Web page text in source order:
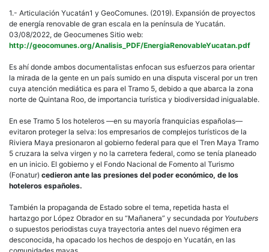
1.- Articulación Yucatán1 y GeoComunes. (2019). Expansión de proyectos
de energía renovable de gran escala en la península de Yucatán.
03/08/2022, de Geocumenes Sitio web:
http://geocomunes.org/Analisis_PDF/EnergiaRenovableYucatan.pdf
Es ahí donde ambos documentalistas enfocan sus esfuerzos para orientar
la mirada de la gente en un país sumido en una disputa visceral por un tren
cuya atención mediática es para el Tramo 5, debido a que abarca la zona
norte de Quintana Roo, de importancia turística y biodiversidad inigualable.
En ese Tramo 5 los hoteleros —en su mayoría franquicias españolas—
evitaron proteger la selva: los empresarios de complejos turísticos de la
Riviera Maya presionaron al gobierno federal para que el Tren Maya Tramo
5 cruzara la selva virgen y no la carretera federal, como se tenía planeado
en un inicio. El gobierno y el Fondo Nacional de Fomento al Turismo
(Fonatur) cedieron ante las presiones del poder económico, de los
hoteleros españoles.
También la propaganda de Estado sobre el tema, repetida hasta el
hartazgo por López Obrador en su “Mañanera” y secundada por Youtubers
o supuestos periodistas cuya trayectoria antes del nuevo régimen era
desconocida, ha opacado los hechos de despojo en Yucatán, en las